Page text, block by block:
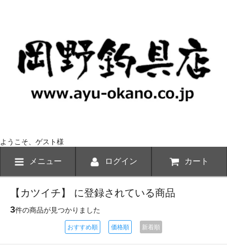
ようこそ、ゲスト様
メニュー ログイン カート
【カツイチ】 に登録されている商品
3件の商品が見つかりました
おすすめ順 価格順 新着順